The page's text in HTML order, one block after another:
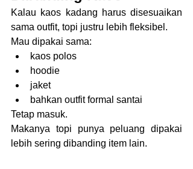
Kalau kaos kadang harus disesuaikan
sama outfit, topi justru lebih fleksibel.
Mau dipakai sama:
kaos polos
hoodie
jaket
bahkan outfit formal santai
Tetap masuk.
Makanya topi punya peluang dipakai
lebih sering dibanding item lain.